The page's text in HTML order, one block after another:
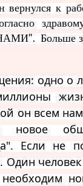
вернулся к
Больше
одно о
он всем
новое
Если
Один